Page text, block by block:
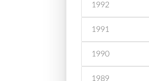
1992
1991
1990
1989